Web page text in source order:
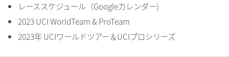
レーススケジュール（Googleカレンダー)
2023 UCI WorldTeam & ProTeam
2023年 UCIワールドツアー＆UCIプロシリーズ